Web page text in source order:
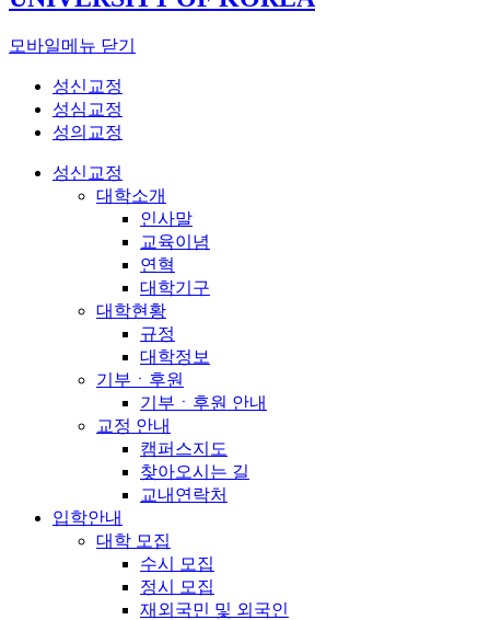
모바일메뉴 닫기
성신교정
성심교정
성의교정
성신교정
대학소개
인사말
교육이념
연혁
대학기구
대학현황
규정
대학정보
기부ㆍ후원
기부ㆍ후원 안내
교정 안내
캠퍼스지도
찾아오시는 길
교내연락처
입학안내
대학 모집
수시 모집
정시 모집
재외국민 및 외국인